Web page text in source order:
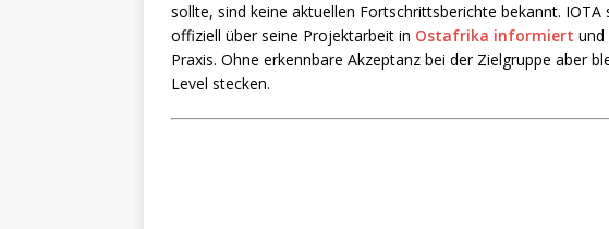
sollte, sind keine aktuellen Fortschrittsberichte bekannt.
offiziell über seine Projektarbeit in Ostafrika informiert und
Praxis. Ohne erkennbare Akzeptanz bei der Zielgruppe aber
Level stecken.